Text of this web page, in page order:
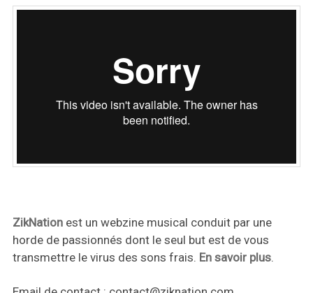
ZikNationest un webzine musical conduit par une
horde de passionnés dont le seul but est de vous
transmettre le virus des sons frais. En savoir plus.